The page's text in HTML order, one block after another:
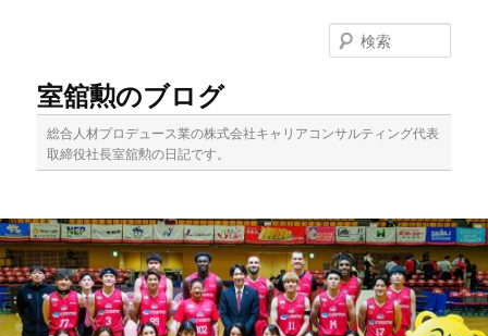
移
動
室舘勲のブログ
総合人材プロデュース業の株式会社キャリアコンサルティング代表
取締役社長室舘勲の日記です。
索